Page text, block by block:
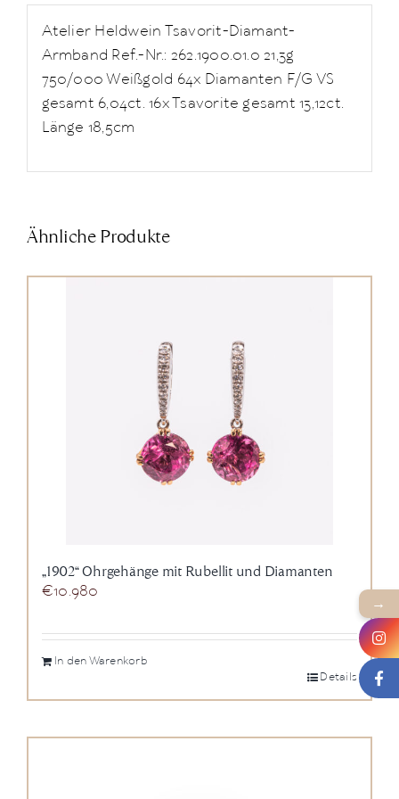
Atelier Heldwein Tsavorit-Diamant-
Armband Ref.-Nr.: 262.1900.01.0 21,3g
750/000 Weißgold 64x Diamanten F/G VS
gesamt 6,04ct. 16x Tsavorite gesamt 13,12ct.
Länge 18,5cm
Ähnliche Produkte
„1902“ Ohrgehänge mit Rubellit und Diamanten
€10.980
In den Warenkorb
Details
→